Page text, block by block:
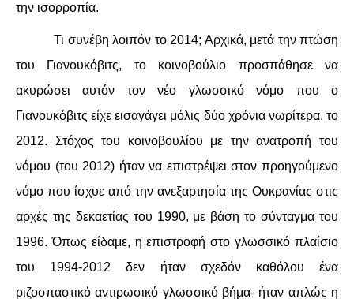
την ισορροπία.
Τι συνέβη λοιπόν το 2014; Αρχικά, μετά την πτώση
του Γιανουκόβιτς, το κοινοβούλιο προσπάθησε να
ακυρώσει αυτόν τον νέο γλωσσικό νόμο που ο
Γιανουκόβιτς είχε εισαγάγει μόλις δύο χρόνια νωρίτερα, το
2012. Στόχος του κοινοβουλίου με την ανατροπή του
νόμου (του 2012) ήταν να επιστρέψει στον προηγούμενο
νόμο που ίσχυε από την ανεξαρτησία της Ουκρανίας στις
αρχές της δεκαετίας του 1990, με βάση το σύνταγμα του
1996. Όπως είδαμε, η επιστροφή στο γλωσσικό πλαίσιο
του 1994-2012 δεν ήταν σχεδόν καθόλου ένα
ριζοσπαστικό αντιρωσικό γλωσσικό βήμα- ήταν απλώς η